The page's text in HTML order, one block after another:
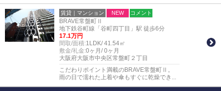
賃貸｜マンション NEW コメント
BRAVE常盤町Ⅱ
地下鉄谷町線「谷町四丁目」駅 徒歩6分
17.1万円
間取/面積:1LDK/ 41.54㎡
敷金/礼金:0ヶ月/ 0ヶ月
大阪府大阪市中央区常盤町２丁目
こだわりポイント満載のBRAVE常盤町Ⅱ。
雨の日で濡れた上着や傘もすぐに乾燥でき...